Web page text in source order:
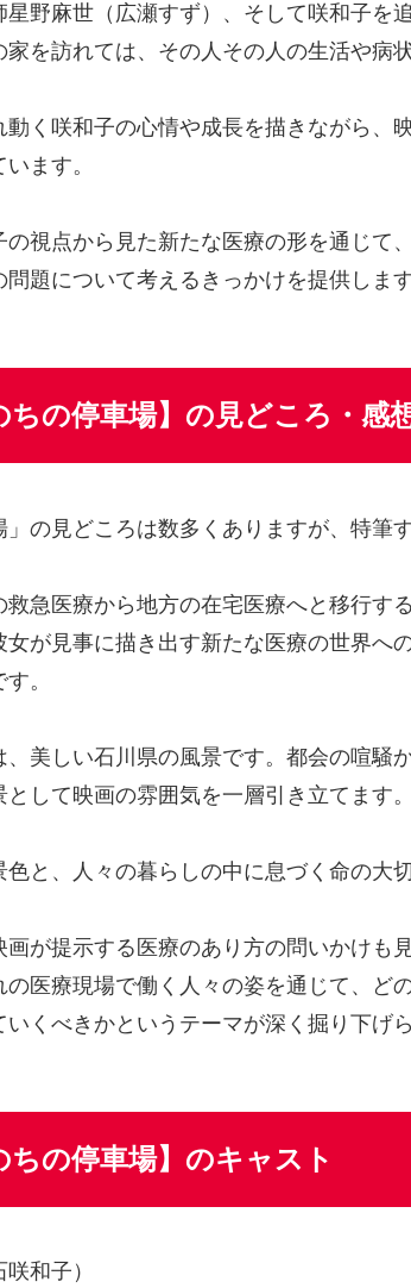
野麻世（広瀬すず）、そして咲和子を
家を訪れては、その人その人の生活や病
く咲和子の心情や成長を描きながら、
ます。
視点から見た新たな医療の形を通じて
題について考えるきっかけを提供します
ちの停車場】の見どころ・感
」の見どころは数多くありますが、特筆
救急医療から地方の在宅医療へと移行す
女が見事に描き出す新たな医療の世界へ
。
美しい石川県の風景です。都会の喧騒
して映画の雰囲気を一層引き立てます。
と、人々の暮らしの中に息づく命の大
画が提示する医療のあり方の問いかけも
の医療現場で働く人々の姿を通じて、ど
いくべきかというテーマが深く掘り下げ
ちの停車場】のキャスト
和子）